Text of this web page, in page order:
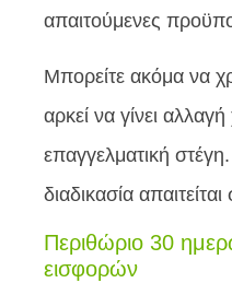
απαιτούμενες
Μπορείτε ακόμα να
αρκεί να γίνει
επαγγελματική
διαδικασία
Περιθώριο 30
εισφορών